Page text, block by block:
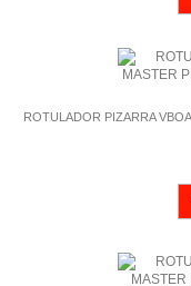
ROTULADOR PIZARRA